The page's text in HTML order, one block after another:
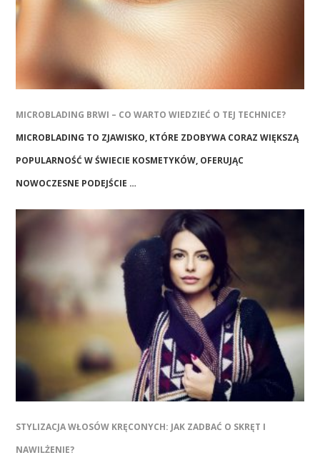
MICROBLADING BRWI – CO WARTO WIEDZIEĆ O TEJ TECHNICE?
MICROBLADING TO ZJAWISKO, KTÓRE ZDOBYWA CORAZ WIĘKSZĄ
POPULARNOŚĆ W ŚWIECIE KOSMETYKÓW, OFERUJĄC
NOWOCZESNE PODEJŚCIE …
STYLIZACJA WŁOSÓW KRĘCONYCH: JAK ZADBAĆ O SKRĘT I
NAWILŻENIE?